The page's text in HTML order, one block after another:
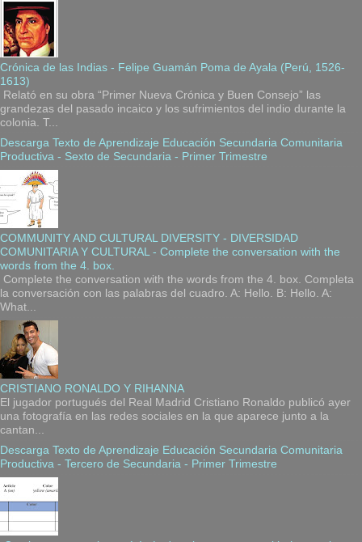
Crónica de las Indias - Felipe Guamán Poma de Ayala (Perú, 1526-
1613)
Relató en su obra “Primer Nueva Crónica y Buen Consejo” las
grandezas del pasado incaico y los sufrimientos del indio durante la
colonia. T...
Descarga Texto de Aprendizaje Educación Secundaria Comunitaria
Productiva - Sexto de Secundaria - Primer Trimestre
COMMUNITY AND CULTURAL DIVERSITY - DIVERSIDAD
COMUNITARIA Y CULTURAL - Complete the conversation with the
words from the 4. box.
Complete the conversation with the words from the 4. box. Completa
la conversación con las palabras del cuadro. A: Hello. B: Hello. A:
What...
CRISTIANO RONALDO Y RIHANNA
El jugador portugués del Real Madrid Cristiano Ronaldo publicó ayer
una fotografía en las redes sociales en la que aparece junto a la
cantan...
Descarga Texto de Aprendizaje Educación Secundaria Comunitaria
Productiva - Tercero de Secundaria - Primer Trimestre